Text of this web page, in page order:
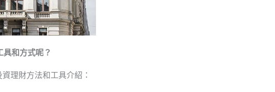
和方式呢？
理財方法和工具介紹：